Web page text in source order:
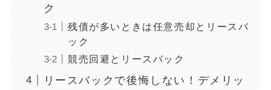
ク
残債が多いときは任意売却とリースバ
ック
競売回避とリースバック
リースバックで後悔しない！デメリッ